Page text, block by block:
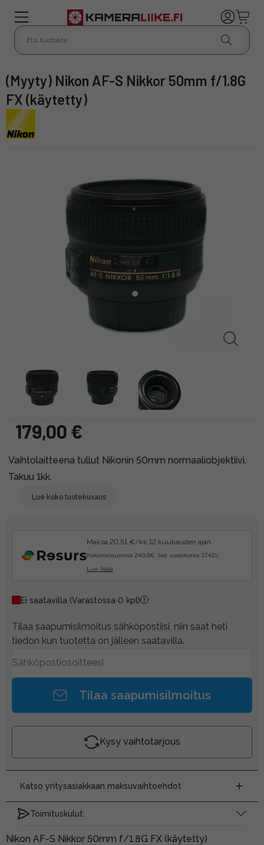
(myyty) Nikon AF-S Nikkor 50mm f/1.8G
FX (käytetty)
179,00 €
Vaihtolaitteena tullut Nikonin 50mm normaaliobjektiivi.
Takuu 1kk.
Lue koko tuotekuvaus
Maksa 20.51 €/kk 12 kuukauden ajan.
Kokonaissumma 240.6€, tod. vuosikorko 37.41%.
Lue lisää
Ei saatavilla (Varastossa 0 kpl)
Tilaa saapumisilmoitus sähköpostiisi, niin saat heti
tiedon kun tuotetta on jälleen saatavilla.
Tilaa saapumisilmoitus
Kysy vaihtotarjous
Katso yritysasiakkaan maksuvaihtoehdot
Toimituskulut:
Nikon AF-S Nikkor 50mm f/1.8G FX (käytetty)